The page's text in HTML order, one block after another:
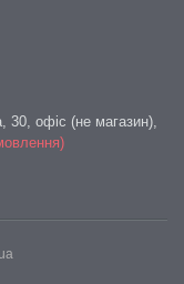
30, офіс (не магазин),